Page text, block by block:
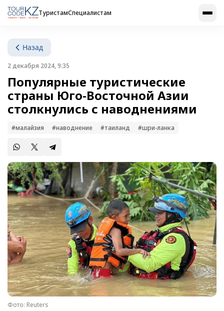
ТуристамСпециалистам
Назад
2 декабря 2024, 9:35
Популярные туристические
страны Юго-Восточной Азии
столкнулись с наводнениями
#малайзия #наводнение #таиланд #шри-ланка
Фото: Reuters